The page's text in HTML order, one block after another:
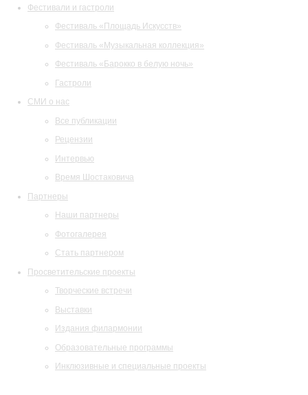
Фестивали и гастроли
Фестиваль «Площадь Искусств»
Фестиваль «Музыкальная коллекция»
Фестиваль «Барокко в белую ночь»
Гастроли
СМИ о нас
Все публикации
Рецензии
Интервью
Время Шостаковича
Партнеры
Наши партнеры
Фотогалерея
Стать партнером
Просветительские проекты
Творческие встречи
Выставки
Издания филармонии
Образовательные программы
Инклюзивные и специальные проекты